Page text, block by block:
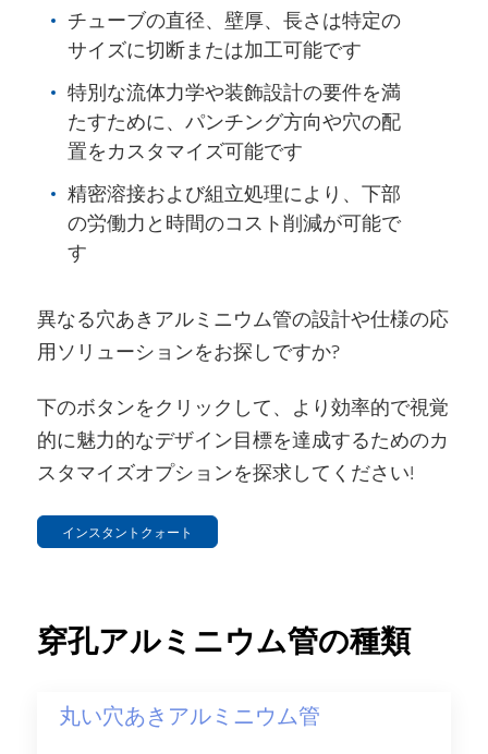
チューブの直径、壁厚、長さは特定の
サイズに切断または加工可能です
特別な流体力学や装飾設計の要件を満
たすために、パンチング方向や穴の配
置をカスタマイズ可能です
精密溶接および組立処理により、下部
の労働力と時間のコスト削減が可能で
す
異なる穴あきアルミニウム管の設計や仕様の応
用ソリューションをお探しですか?
下のボタンをクリックして、より効率的で視覚
的に魅力的なデザイン目標を達成するためのカ
スタマイズオプションを探求してください!
インスタントクォート
穿孔アルミニウム管の種類
丸い穴あきアルミニウム管